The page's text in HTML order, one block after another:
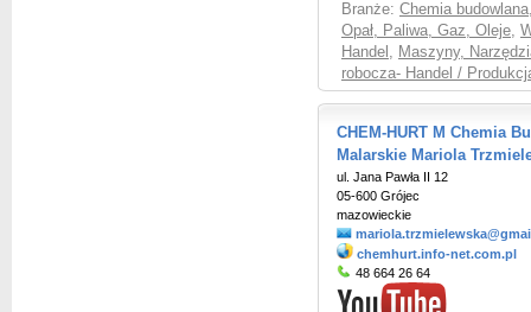
Branże: Chemia budowlana
Opał, Paliwa, Gaz, Oleje,
Handel , Maszyny,
robocza- Handel /
CHEM-HURT M Chemia
Malarskie Mariola
ul. Jana Pawła II 12
05-600 Grójec
mazowieckie
chemhurt.info-net.com.pl
48 664 26 64